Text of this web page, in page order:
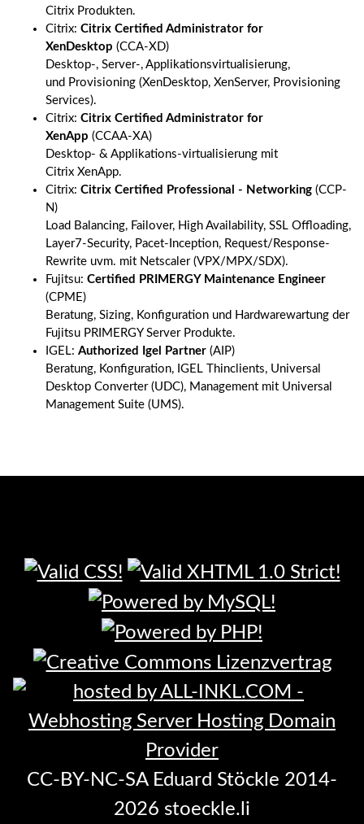
Citrix Produkten.
Citrix: Citrix Certified Administrator for
XenDesktop (CCA-XD)
Desktop-, Server-, Applikationsvirtualisierung,
und Provisioning (XenDesktop, XenServer, Provisioning
Services).
Citrix: Citrix Certified Administrator for
XenApp (CCAA-XA)
Desktop- & Applikations-virtualisierung mit
Citrix XenApp.
Citrix: Citrix Certified Professional - Networking (CCP-
N)
Load Balancing, Failover, High Availability, SSL Offloading,
Layer7-Security, Pacet-Inception, Request/Response-
Rewrite uvm. mit Netscaler (VPX/MPX/SDX).
Fujitsu: Certified PRIMERGY Maintenance Engineer
(CPME)
Beratung, Sizing, Konfiguration und Hardwarewartung der
Fujitsu PRIMERGY Server Produkte.
IGEL: Authorized Igel Partner (AIP)
Beratung, Konfiguration, IGEL Thinclients, Universal
Desktop Converter (UDC), Management mit Universal
Management Suite (UMS).
CC-BY-NC-SA Eduard Stöckle 2014-
2026 stoeckle.li